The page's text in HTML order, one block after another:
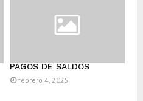
PAGOS DE SALDOS
febrero 4, 2025